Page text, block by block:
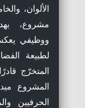
الألوان،
مشروع،
ووظيفي
لطبيعة
المتخرّج
المشروع
الحرفيين